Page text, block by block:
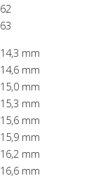
62
63
14,3 mm
14,6 mm
15,0 mm
15,3 mm
15,6 mm
15,9 mm
16,2 mm
16,6 mm